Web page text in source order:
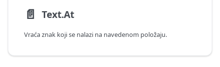
📄️ Text.At
Vraća znak koji se nalazi na navedenom položaju.